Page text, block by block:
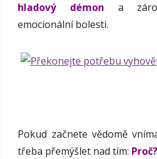
hladový démon a
emocionální bolesti.
Pokud začnete vědomě
třeba přemýšlet nad tím: Proč?